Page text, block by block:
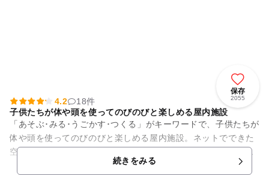
保存
2055
4.2
18件
子供たちが体や頭を使ってのびのびと楽しめる屋内施設
「あそぶ･みる･うごかす･つくる」がキーワードで、子供たちが
体や頭を使ってのびのびと楽しめる屋内施設。ネットでできた
空中トンネルなどのアスレチック遊具のある「ちびっこひろ
ば」や、ジャングルの森を...続きをみる